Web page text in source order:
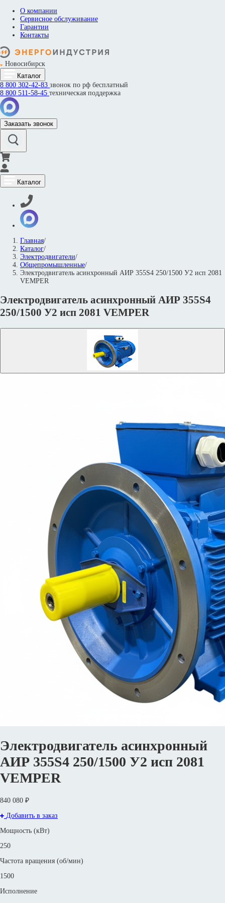
О компании
Сервисное обслуживание
Гарантии
Контакты
Новосибирск
Каталог
8 800 302-42-83 звонок по рф бесплатный
8 800 511-58-45 техническая поддержка
Заказать звонок
Каталог
Главная/
Каталог/
Электродвигатели/
Общепромышленные/
Электродвигатель асинхронный АИР 355S4 250/1500 У2 исп 2081
VEMPER
Электродвигатель асинхронный АИР 355S4
250/1500 У2 исп 2081 VEMPER
Электродвигатель асинхронный
АИР 355S4 250/1500 У2 исп 2081
VEMPER
840 080 ₽
Добавить в заказ
Мощность (кВт)
250
Частота вращения (об/мин)
1500
Исполнение